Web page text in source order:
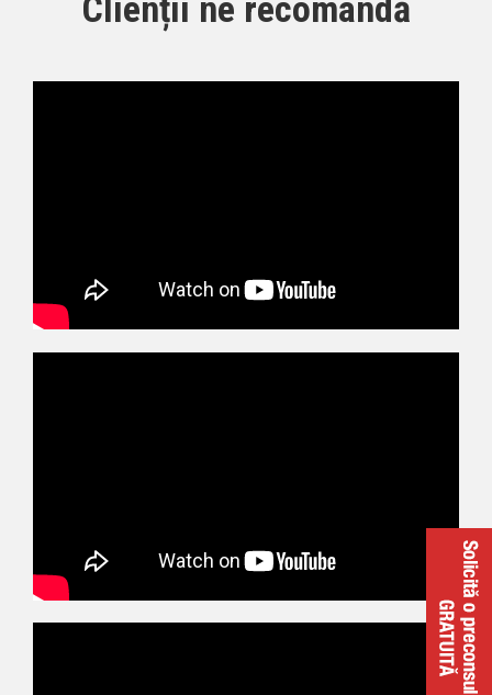
Clienții ne recomandă